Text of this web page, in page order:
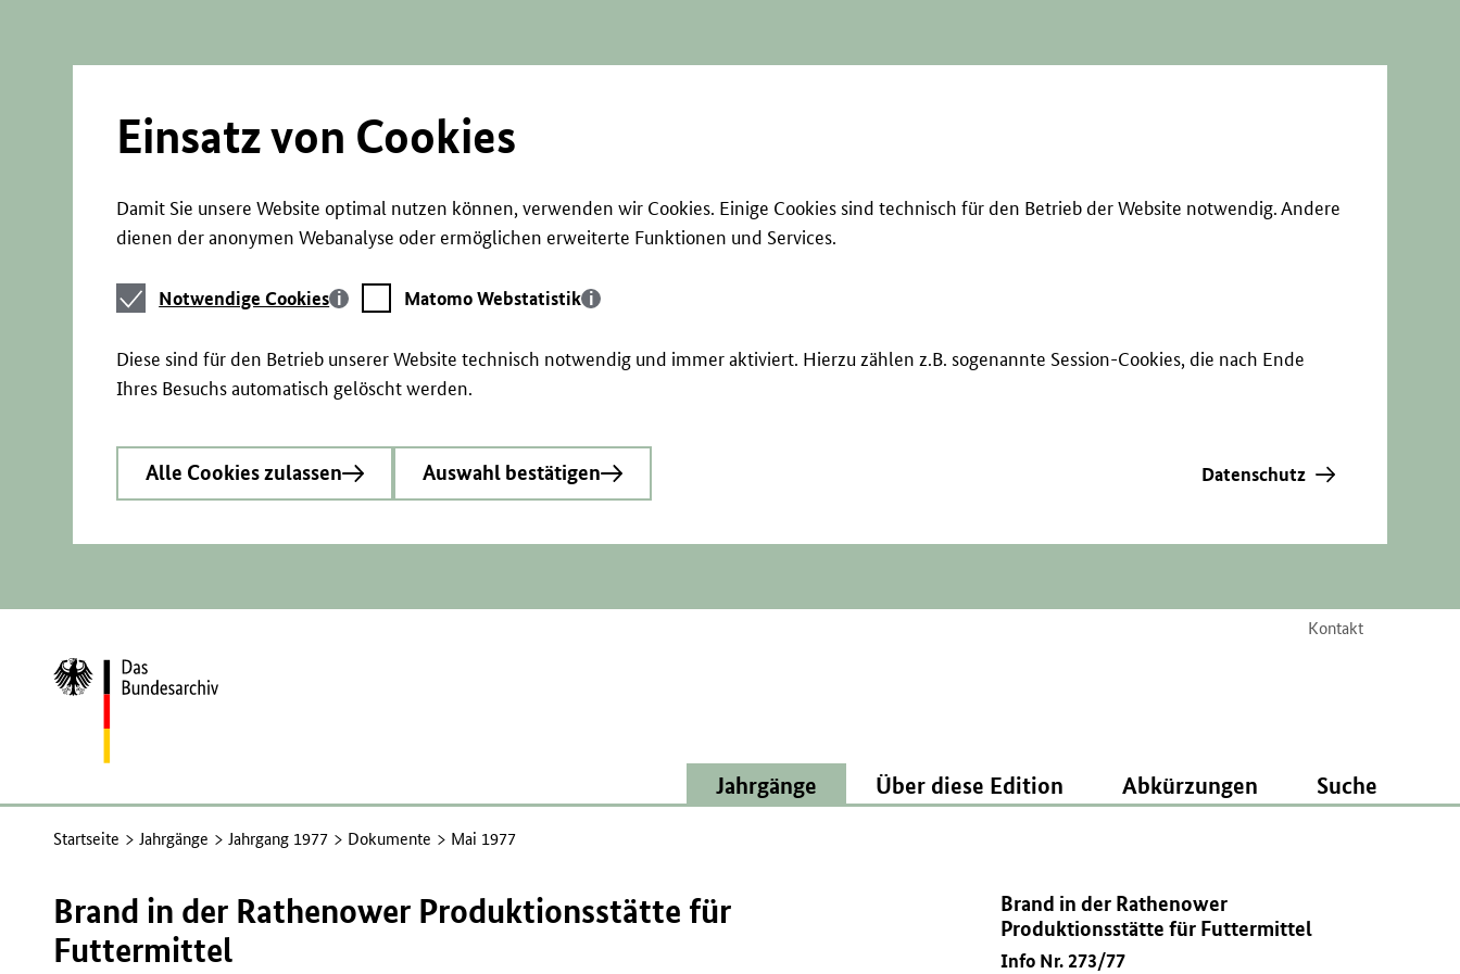
Einsatz von Cookies
Damit Sie unsere Website optimal nutzen können, verwenden wir Cookies. Einige Cookies sind technisch für den Betrieb der Website notwendig. Andere
dienen der anonymen Webanalyse oder ermöglichen erweiterte Funktionen und Services.
Notwendige
Cookies
Notwendige Cookies
Matomo
Webstatistik
Matomo Webstatistik
Diese sind für den Betrieb unserer Website technisch notwendig und immer aktiviert. Hierzu zählen z.B. sogenannte Session-Cookies, die nach Ende
Ihres Besuchs automatisch gelöscht werden.
Alle Cookies zulassen Auswahl bestätigen Datenschutz
Kontakt
Zur
Startseite
Jahrgänge Über diese Edition Abkürzungen Suche
Startseite Jahrgänge Jahrgang 1977 Dokumente Mai 1977
Brand in der Rathenower
Produktionsstätte für Futtermittel
Info Nr. 273/77
Brand in der Rathenower Produktionsstätte für
Futtermittel